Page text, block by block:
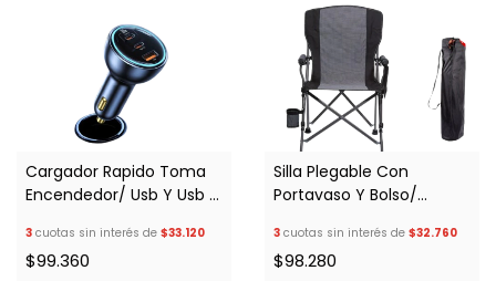
Cargador Rapido Toma
Encendedor/ Usb Y Usb C
3 cuotas sin interés de $33.120
$99.360
Silla Plegable Con
Portavaso Y Bolso/
3 cuotas sin interés de $32.760
$98.280